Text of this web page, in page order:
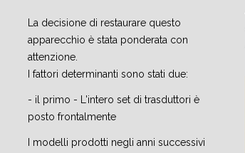
La decisione di restaurare questo
apparecchio è stata ponderata con
attenzione.
I fattori determinanti sono stati due:
- il primo - L'intero set di trasduttori è
posto frontalmente
I modelli prodotti negli anni successivi